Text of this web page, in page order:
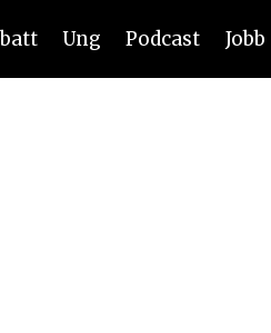
Ung Podcast Jobb